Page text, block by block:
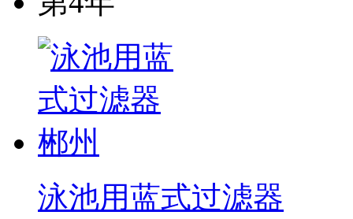
泳池用蓝式过滤器